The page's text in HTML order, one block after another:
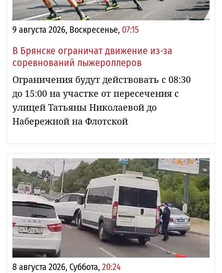
9 августа 2026, Воскресенье, 07:15
В Брянске ограничат движение из-за
соревнований лыжероллеров
Ограничения будут действовать с 08:30
до 15:00 на участке от пересечения с
улицей Татьяны Николаевой до
Набережной на Флотской
8 августа 2026, Суббота, 20:24